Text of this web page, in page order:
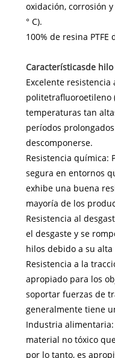
oxidación, corrosión
° C).
100% de resina PTFE
Característicasde hilo
Excelente
politetrafluoroetileno
temperaturas tan
períodos
descomponerse.
Resistencia química:
segura en entornos
exhibe una buena
mayoría de los
Resistencia al
el desgaste y se
hilos debido a su
Resistencia a la
apropiado para los
soportar fuerzas de
generalmente tiene
Industria alimentaria:
material no tóxico
por lo tanto, es